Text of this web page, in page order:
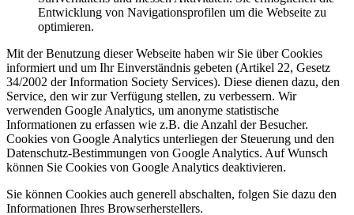
Entwicklung von Navigationsprofilen um die Webseite zu
optimieren.
Mit der Benutzung dieser Webseite haben wir Sie über Cookies
informiert und um Ihr Einverständnis gebeten (Artikel 22, Gesetz
34/2002 der Information Society Services). Diese dienen dazu, den
Service, den wir zur Verfügung stellen, zu verbessern. Wir
verwenden Google Analytics, um anonyme statistische
Informationen zu erfassen wie z.B. die Anzahl der Besucher.
Cookies von Google Analytics unterliegen der Steuerung und den
Datenschutz-Bestimmungen von Google Analytics. Auf Wunsch
können Sie Cookies von Google Analytics deaktivieren.
Sie können Cookies auch generell abschalten, folgen Sie dazu den
Informationen Ihres Browserherstellers.